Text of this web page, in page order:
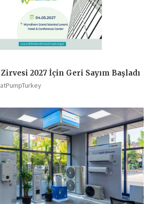
2027 İçin Geri Sayım Başladı